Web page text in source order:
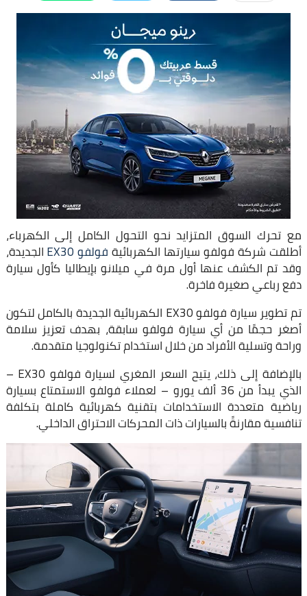
مع تحرك السوق المتزايد نحو التحول الكامل إلى الكهرباء،
أطلقت شركة فولفو سيارتها الكهربائيةفولفو EX30 الجديدة،
وقد تم الكشف عنها أول مرة في ميلانو بإيطاليا كأول سيارة
دفع رباعي صغيرة فاخرة.
تم تطوير سيارة فولفو EX30 الكهربائية الجديدة بالكامل لتكون
أصغر حجمًا من أي سيارة فولفو سابقة، بهدف تعزيز سلامة
وراحة وتسلية الأفراد من خلال استخدام تكنولوجيا متقدمة.
بالإضافة إلى ذلك، يتيح السعر المغري لسيارة فولفو EX30 –
الذي يبدأ من 36 ألف يورو – لعملاء فولفو الاستمتاع بسيارة
رياضية متعددة الاستخدامات بتقنية كهربائية كاملة بتكلفة
تنافسية مقارنةً بالسيارات ذات المحركات الاحتراق الداخلي.